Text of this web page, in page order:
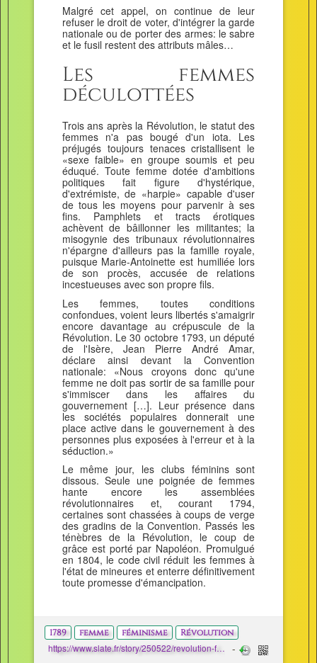
Malgré cet appel, on continue de leur
refuser le droit de voter, d'intégrer la garde
nationale ou de porter des armes: le sabre
et le fusil restent des attributs mâles…
Les femmes
déculottées
Trois ans après la Révolution, le statut des
femmes n'a pas bougé d'un iota. Les
préjugés toujours tenaces cristallisent le
«sexe faible» en groupe soumis et peu
éduqué. Toute femme dotée d'ambitions
politiques fait figure d'hystérique,
d'extrémiste, de «harpie» capable d'user
de tous les moyens pour parvenir à ses
fins. Pamphlets et tracts érotiques
achèvent de bâillonner les militantes; la
misogynie des tribunaux révolutionnaires
n'épargne d'ailleurs pas la famille royale,
puisque Marie-Antoinette est humiliée lors
de son procès, accusée de relations
incestueuses avec son propre fils.
Les femmes, toutes conditions
confondues, voient leurs libertés s'amaigrir
encore davantage au crépuscule de la
Révolution. Le 30 octobre 1793, un député
de l'Isère, Jean Pierre André Amar,
déclare ainsi devant la Convention
nationale: «Nous croyons donc qu'une
femme ne doit pas sortir de sa famille pour
s'immiscer dans les affaires du
gouvernement […]. Leur présence dans
les sociétés populaires donnerait une
place active dans le gouvernement à des
personnes plus exposées à l'erreur et à la
séduction.»
Le même jour, les clubs féminins sont
dissous. Seule une poignée de femmes
hante encore les assemblées
révolutionnaires et, courant 1794,
certaines sont chassées à coups de verge
des gradins de la Convention. Passés les
ténèbres de la Révolution, le coup de
grâce est porté par Napoléon. Promulgué
en 1804, le code civil réduit les femmes à
l'état de mineures et enterre définitivement
toute promesse d'émancipation.
1789 femme féminisme Révolution
https://www.slate.fr/story/250522/revolution-francaise-femmes-deculottee-droits-parole-politique-mariage-heritage